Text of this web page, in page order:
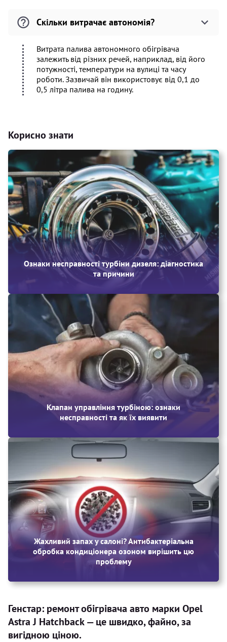
Скільки витрачає автономія?
Витрата палива автономного обігрівача
залежить від різних речей, наприклад, від його
потужності, температури на вулиці та часу
роботи. Зазвичай він використовує від 0,1 до
0,5 літра палива на годину.
Корисно знати
Ознаки несправності турбіни дизеля: діагностика
та причини
Клапан управління турбіною: ознаки
несправності та як їх виявити
Жахливий запах у салоні? Антибактеріальна
обробка кондиціонера озоном вирішить цю
проблему
Генстар: ремонт обігрівача авто марки Opel
Astra J Hatchback — це швидко, файно, за
вигідною ціною.